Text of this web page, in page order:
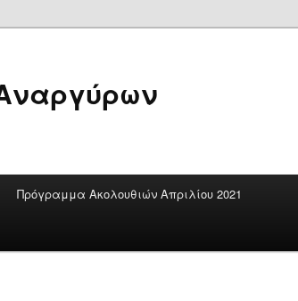
Πρόγραμμα Ακολουθιών Απριλίου 2021